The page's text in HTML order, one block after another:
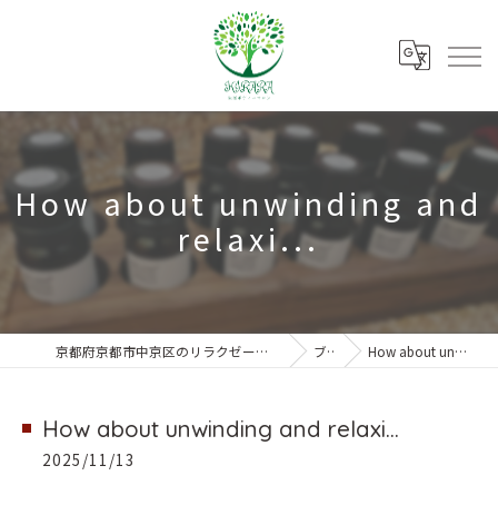
How about unwinding and
relaxi...
京都府京都市中京区のリラクゼーションなら朱雀ボディーサロンKIRARA ブログ How about unwinding and relaxi...
How about unwinding and relaxi...
2025/11/13